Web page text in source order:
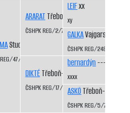
Studená Javořice
REG/47/83
ARARAT Třeboň-Kopeček CS
ČSHPK REG/2/77
DIKTÉTřeboň-Kopeček CS
ČSHPK REG/17/81
LEIFxx
xy
GALKAVajgarské vrchy
ČSHPK REG/2484/72
bernardýn----
xxxx
ASKÖTřeboň-Kopeček
ČSHPK REG/5/77